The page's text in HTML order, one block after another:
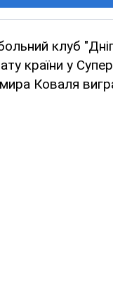
клуб
країни у
Коваля